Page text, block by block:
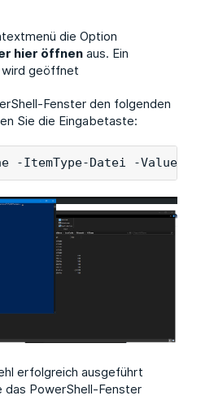
die Option
hier öffnenaus. Ein
geöffnet
Fenster den folgenden
Sie die Eingabetaste:
-ItemType-Datei -Value
erfolgreich ausgeführt
das PowerShell-Fenster